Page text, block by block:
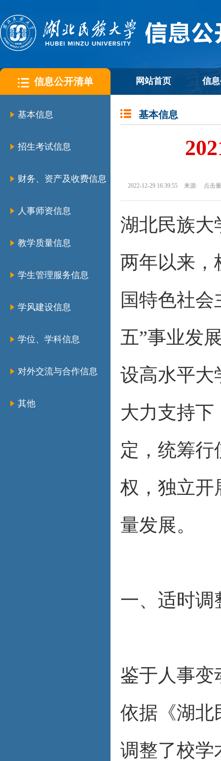
信息公开清单 网站首页 信
基本信息
招生考试信息
财务、资产及收费信息
人事师资信息
教学质量信息
学生管理服务信息
学风建设信息
学位、学科信息
对外交流与合作信息
其他
基本信息
2022-12-29 16:39:55 来源: 点击
湖北民族大
两年以来，
国特色社
五”事业发
设高水平大
大力支持下
定，统筹
权，独立开
量发展。
一、适时调
鉴于人事变
依据《湖北
调整了校学